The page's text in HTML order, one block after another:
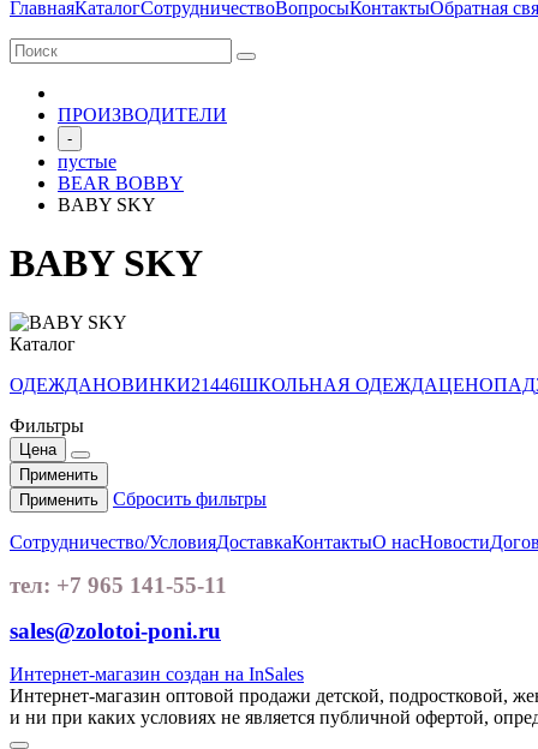
ГлавнаяКаталогСотрудничествоВопросыКонтактыОбратная
ПРОИЗВОДИТЕЛИ
-
пустые
BEAR BOBBY
BABY SKY
BABY SKY
Каталог
ОДЕЖДАНОВИНКИ21446ШКОЛЬНАЯ ОДЕЖДАЦЕНОПАД
Фильтры
Цена
Применить
Применить
Сбросить фильтры
Сотрудничество/УсловияДоставкаКонтактыО насНовости
тел: +7 965 141-55-11
sales@zolotoi-poni.ru
Интернет-магазин создан на InSales
Интернет-магазин оптовой продажи детской, подростковой,
и ни при каких условиях не является публичной офертой,